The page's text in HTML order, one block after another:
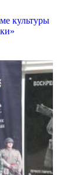
культуры